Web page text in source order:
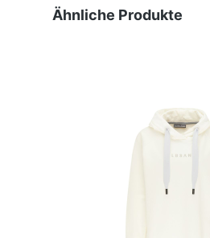
Produktgalerie überspringen
Ähnliche Produkte